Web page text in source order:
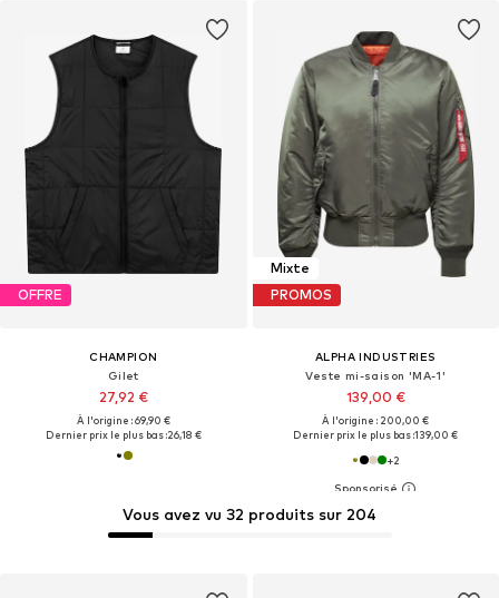
OFFRE
CHAMPION
Gilet
27,92 €
À l'origine : 69,90 €
Dernier prix le plus bas :26,18 €
Mixte
PROMOS
ALPHA INDUSTRIES
Veste mi-saison 'MA-1'
139,00 €
À l'origine : 200,00 €
Dernier prix le plus bas :139,00 €
+2
Vous avez vu 32 produits sur 204